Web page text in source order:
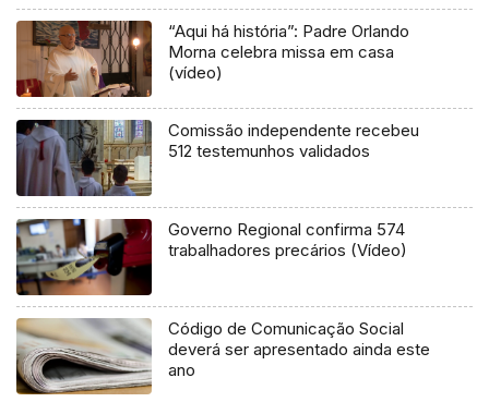
“Aqui há história”: Padre Orlando
Morna celebra missa em casa
(vídeo)
Comissão independente recebeu
512 testemunhos validados
Governo Regional confirma 574
trabalhadores precários (Vídeo)
Código de Comunicação Social
deverá ser apresentado ainda este
ano